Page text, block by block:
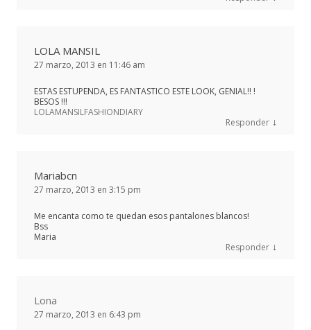
LOLA MANSIL
27 marzo, 2013 en 11:46 am
ESTAS ESTUPENDA, ES FANTASTICO ESTE LOOK, GENIAL!! !
BESOS !!!
LOLAMANSILFASHIONDIARY
Responder ↓
Mariabcn
27 marzo, 2013 en 3:15 pm
Me encanta como te quedan esos pantalones blancos!
Bss
Maria
Responder ↓
Lona
27 marzo, 2013 en 6:43 pm